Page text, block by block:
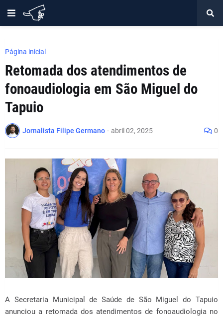
Página inicial
Retomada dos atendimentos de
fonoaudiologia em São Miguel do
Tapuio
Jornalista Filipe Germano - abril 02, 2025 0
A Secretaria Municipal de Saúde de São Miguel do Tapuio
anunciou a retomada dos atendimentos de fonoaudiologia no